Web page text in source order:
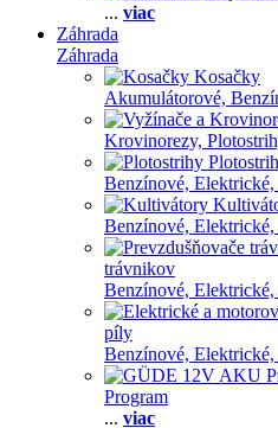
... viac
Záhrada
Záhrada
Kosačky
Akumulátorové,
Krovinorezy,
Benzínové, Elektrické,
Benzínové, Elektrické,
trávnikov
Benzínové, Elektrické,
píly
Benzínové, Elektrické,
Program
... viac